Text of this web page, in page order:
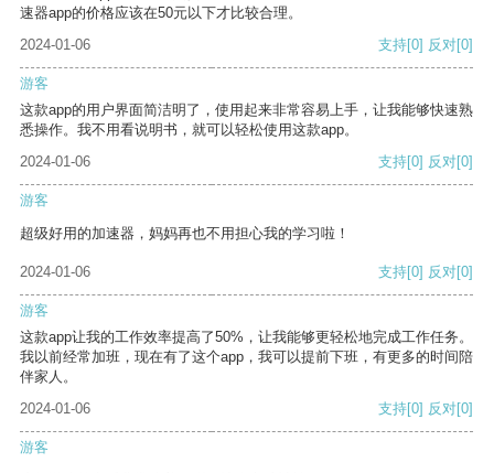
速器app的价格应该在50元以下才比较合理。
2024-01-06
支持[0] 反对[0]
游客
这款app的用户界面简洁明了，使用起来非常容易上手，让我能够快速熟
悉操作。我不用看说明书，就可以轻松使用这款app。
2024-01-06
支持[0] 反对[0]
游客
超级好用的加速器，妈妈再也不用担心我的学习啦！
2024-01-06 支持[0] 反对[0]
游客
这款app让我的工作效率提高了50%，让我能够更轻松地完成工作任务。
我以前经常加班，现在有了这个app，我可以提前下班，有更多的时间陪
伴家人。
2024-01-06
支持[0] 反对[0]
游客